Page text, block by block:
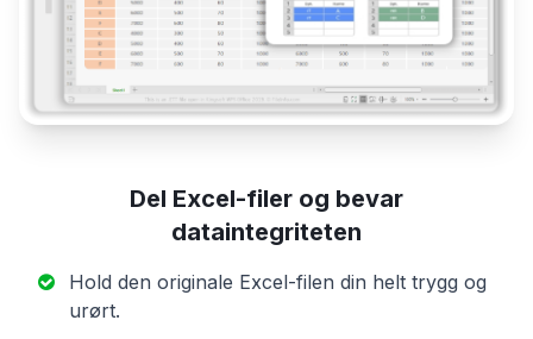
Del Excel-filer og bevar
dataintegriteten
Hold den originale Excel-filen din helt trygg og
urørt.